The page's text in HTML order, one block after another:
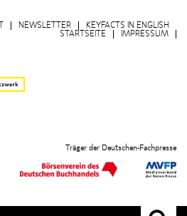
KEYFACTS IN ENGLISH
NEWSLETTER
IMPRESSUM
STARTSEITE
Träger der Deutschen-Fachpresse